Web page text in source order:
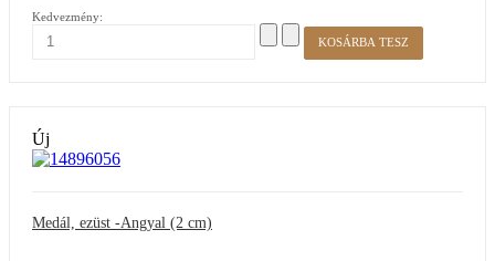
Kedvezmény:
Új
Medál, ezüst -Angyal (2 cm)